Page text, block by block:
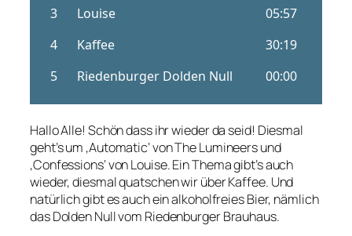
Hallo Alle! Schön dass ihr wieder da seid! Diesmal
geht’s um ‚Automatic‘ von The Lumineers und
‚Confessions‘ von Louise. Ein Thema gibt’s auch
wieder, diesmal quatschen wir über Kaffee. Und
natürlich gibt es auch ein alkoholfreies Bier, nämlich
das Dolden Null vom Riedenburger Brauhaus.